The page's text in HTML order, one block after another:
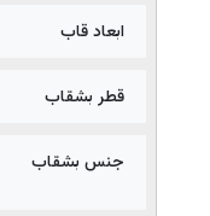
ابعاد قاب
قطر بشقاب
جنس بشقاب